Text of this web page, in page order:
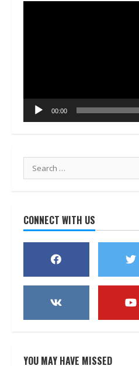
00:00
Search
for:
CONNECT WITH US
YOU MAY HAVE MISSED